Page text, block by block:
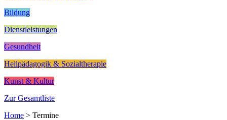
Bildung
Dienstleistungen
Gesundheit
Heilpädagogik & Sozialtherapie
Kunst & Kultur
Zur Gesamtliste
Home > Termine